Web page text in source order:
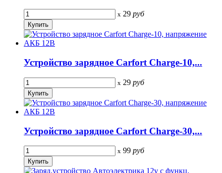
x 29 руб
Устройство зарядное Carfort Charge-10,...
x 29 руб
Устройство зарядное Carfort Charge-30,...
x 99 руб